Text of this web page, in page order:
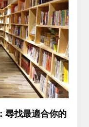
尋找最適合你的